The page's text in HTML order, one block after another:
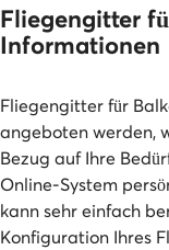
Fliegengitter
Informationen
Fliegengitter für
angeboten werden,
Bezug auf Ihre
Online-System
kann sehr einfach
Konfiguration Ihres